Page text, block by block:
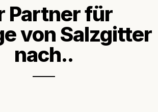
Partner für
von Salzgitter
nach..